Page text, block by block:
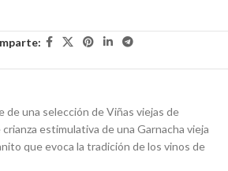
de una selección de Viñas viejas de
estimulativa de una Garnacha vieja
que evoca la tradición de los vinos de